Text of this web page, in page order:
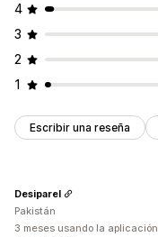
4
3
2
1
Escribir una reseña
Desiparel
Pakistán
3 meses usando la aplicación